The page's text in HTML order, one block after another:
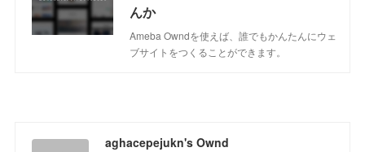
んか
Ameba Owndを使えば、誰でもかんたんにウェ
ブサイトをつくることができます。
aghacepejukn's Ownd